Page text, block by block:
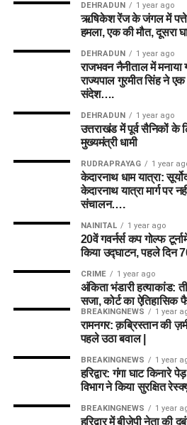
DEHRADUN 1 year ago
ऋषिकेश रेंज के जंगल में पत्ते
हमला, एक की मौत, दूसरा
DEHRADUN 1 year ago
राजभवन नैनीताल में मनाया
राज्यपाल गुरमीत सिंह ने एक
संदेश….
DEHRADUN 1 year ago
उत्तराखंड में पूर्व सैनिकों के
मुख्यमंत्री धामी
RUDRAPRAYAG 1 year
केदारनाथ धाम यात्रा:
केदारनाथ यात्रा मार्ग पर
संचालन….
NAINITAL 1 year ago
20वें गवर्नर्स कप गोल्फ
किया उद्घाटन, पहले दिन
CRIME 1 year ago
अंकिता भंडारी हत्याकांड:
सजा, कोर्ट का
BREAKINGNEWS 1 year
रामनगर: क़ब्रिस्तान की
पहले उठा बवाल |
BREAKINGNEWS 1 year
हरिद्वार: गंगा घाट किनारे
विभाग ने किया सुरक्षित
BREAKINGNEWS 1 year
हरिद्वार में बीजेपी नेता